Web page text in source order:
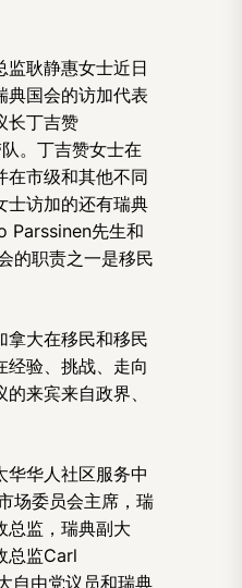
监耿静惠女士近日
典国会的访加代表
长丁吉赞
。丁吉赞女士在
在市级和其他不同
士访加的还有瑞典
Parssinen先生和
的职责之一是移民
拿大在移民和移民
经验、挑战、走向
来宾来自政界、
华华人社区服务中
场委员会主席，瑞
总监，瑞典副大
总监Carl
自由党议员和瑞典